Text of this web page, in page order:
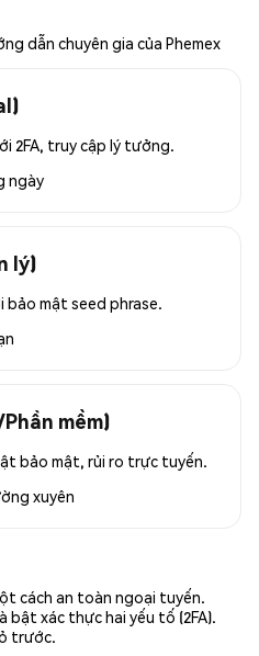
dẫn chuyên gia của Phemex
2FA, truy cập lý tưởng.
ngày
lý)
bảo mật seed phrase.
mềm)
bảo mật, rủi ro trực tuyến.
xuyên
cách an toàn ngoại tuyến.
bật xác thực hai yếu tố (2FA).
trước.